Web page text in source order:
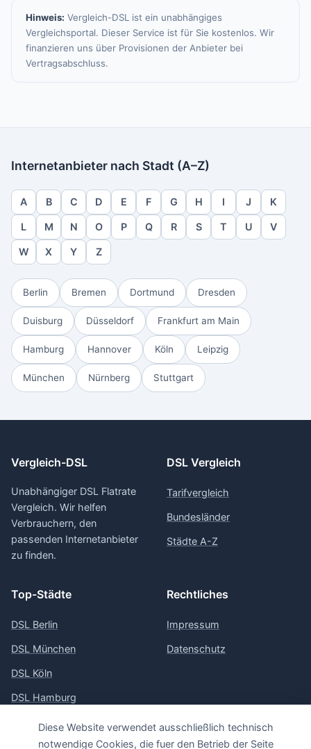
Hinweis: Vergleich-DSL ist ein unabhängiges
Vergleichsportal. Dieser Service ist für Sie kostenlos. Wir
finanzieren uns über Provisionen der Anbieter bei
Vertragsabschluss.
Internetanbieter nach Stadt (A–Z)
A B C D E F G H I J K
L M N O P Q R S T U V
W X Y Z
Berlin Bremen Dortmund Dresden
Duisburg Düsseldorf Frankfurt am Main
Hamburg Hannover Köln Leipzig
München Nürnberg Stuttgart
Vergleich-DSL
Unabhängiger DSL Flatrate
Vergleich. Wir helfen
Verbrauchern, den
passenden Internetanbieter
zu finden.
DSL Vergleich
Tarifvergleich
Bundesländer
Städte A-Z
Top-Städte
DSL Berlin
DSL München
DSL Köln
DSL Hamburg
DSL Frankfurt
Rechtliches
Impressum
Datenschutz
Diese Website verwendet ausschließlich technisch
notwendige Cookies, die fuer den Betrieb der Seite